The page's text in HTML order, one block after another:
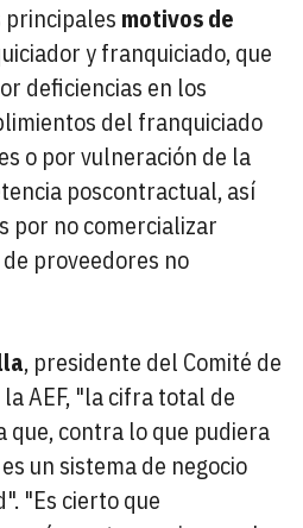
motivos de
y franquiciado, que
deficiencias en los
del franquiciado
o por vulneración de la
poscontractual, así
por no comercializar
proveedores no
, presidente del Comité de
AEF, "la cifra total de
que, contra lo que pudiera
un sistema de negocio
"Es cierto que